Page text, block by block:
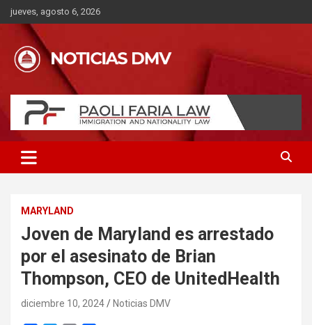
Saltar
al
contenido
jueves, agosto 6, 2026
MARYLAND
Joven de Maryland es arrestado
por el asesinato de Brian
Thompson, CEO de UnitedHealth
diciembre 10, 2024 Noticias DMV